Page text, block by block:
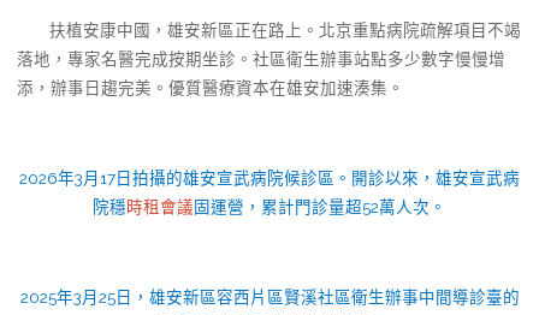
扶植安康中國，雄安新區正在路上。北京重點病院疏解項目不竭
落地，專家名醫完成按期坐診。社區衛生辦事站點多少數字慢慢增
添，辦事日趨完美。優質醫療資本在雄安加速湊集。
2026年3月17日拍攝的雄安宣武病院候診區。開診以來，雄安宣武病
院穩時租會議固運營，累計門診量超52萬人次。
2025年3月25日，雄安新區容西片區賢溪社區衛生辦事中間導診臺的